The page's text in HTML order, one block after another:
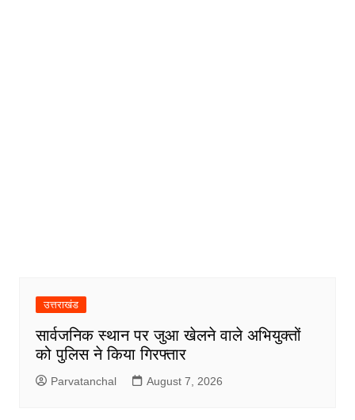
उत्तराखंड
सार्वजनिक स्थान पर जुआ खेलने वाले अभियुक्तों
को पुलिस ने किया गिरफ्तार
Parvatanchal August 7, 2026